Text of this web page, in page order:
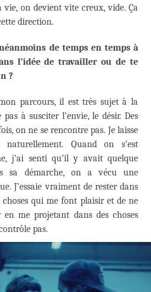
on devient vite creux, vide. Ça
direction.
de temps en temps à
l’idée de travailler ou de te
?
parcours, il est très sujet à la
à susciter l’envie, le désir. Des
on ne se rencontre pas. Je laisse
Quand on s’est
j’ai senti qu’il y avait quelque
sa démarche, on a vécu une
J’essaie vraiment de rester dans
qui me font plaisir et de ne
me projetant dans des choses
pas.